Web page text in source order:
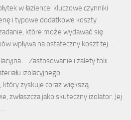
w łazience: kluczowe czynniki
i typowe dodatkowe koszty
które może wydawać się
wpływa na ostateczny koszt tej …
– Zastosowanie i zalety folii
izolacyjnego
który zyskuje coraz większą
zwłaszcza jako skuteczny izolator. Jej